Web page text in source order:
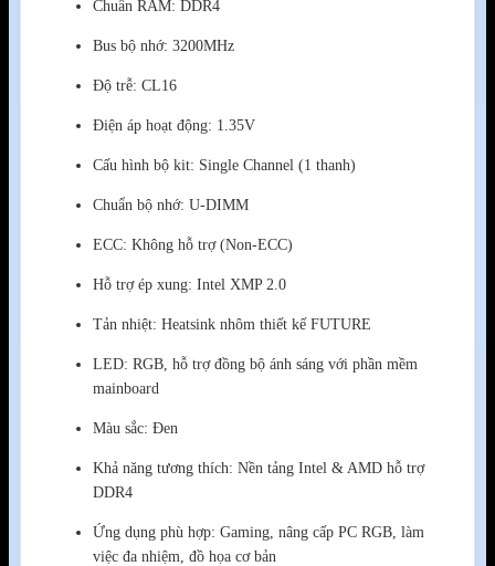
Chuẩn RAM: DDR4
Bus bộ nhớ: 3200MHz
Độ trễ: CL16
Điện áp hoạt động: 1.35V
Cấu hình bộ kit: Single Channel (1 thanh)
Chuẩn bộ nhớ: U-DIMM
ECC: Không hỗ trợ (Non-ECC)
Hỗ trợ ép xung: Intel XMP 2.0
Tản nhiệt: Heatsink nhôm thiết kế FUTURE
LED: RGB, hỗ trợ đồng bộ ánh sáng với phần mềm
mainboard
Màu sắc: Đen
Khả năng tương thích: Nền tảng Intel & AMD hỗ trợ
DDR4
Ứng dụng phù hợp: Gaming, nâng cấp PC RGB, làm
việc đa nhiệm, đồ họa cơ bản